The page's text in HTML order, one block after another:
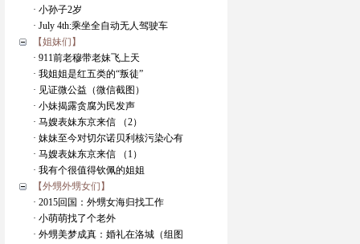
· 小孙子2岁
· July 4th:乘坐全自动无人驾驶车
【姐妹们】
· 911前老穆带老妹飞上天
· 我姐姐是红五类的“叛徒”
· 见证微公益（微信截图）
· 小妹揭露贪腐为民发声
· 马嫂表妹东京来信 （2）
· 妹妹至今对切尔诺贝利核污染心有
· 马嫂表妹东京来信 （1）
· 我有个很值得钦佩的姐姐
【外甥外甥女们】
· 2015回国：外甥女海归找工作
· 小萌萌找了个老外
· 外甥美梦成真：婚礼在洛城（组图